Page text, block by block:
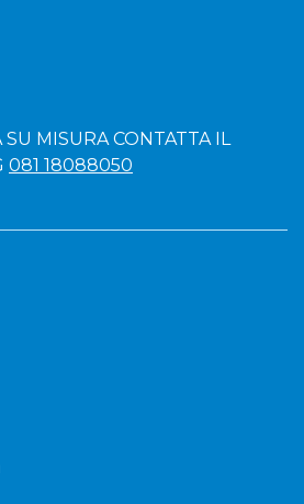
MISURA CONTATTA IL
081 18088050